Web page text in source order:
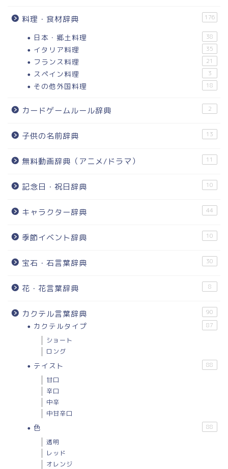
料理・食材辞典 176
日本・郷土料理 38
イタリア料理 35
フランス料理 21
スペイン料理 3
その他外国料理 18
カードゲームルール辞典 2
子供の名前辞典 13
無料動画辞典（アニメ/ドラマ） 11
記念日・祝日辞典 10
キャラクター辞典 44
季節イベント辞典 10
宝石・石言葉辞典 30
花・花言葉辞典 8
カクテル言葉辞典 90
カクテルタイプ 87
ショート
ロング
テイスト 88
甘口
辛口
中辛
中甘辛口
色 88
透明
レッド
オレンジ